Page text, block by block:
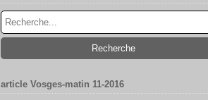
article Vosges-matin 11-2016